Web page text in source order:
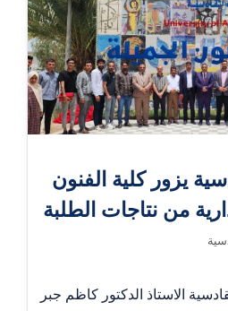
يزور كلية الفنون
من نتاجات الطلبة
الاستاذ الدكتور كاظم جبر